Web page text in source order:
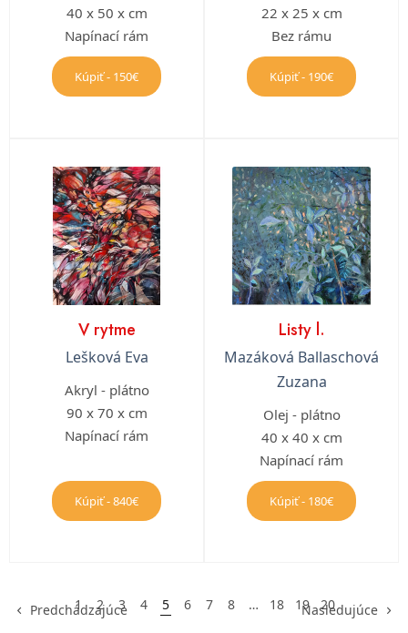
40 x 50 x cm
Napínací rám
Kúpiť - 150€
22 x 25 x cm
Bez rámu
Kúpiť - 190€
V rytme
Lešková Eva
Akryl - plátno
90 x 70 x cm
Napínací rám
Kúpiť - 840€
Listy l.
Mazáková Ballaschová
Zuzana
Olej - plátno
40 x 40 x cm
Napínací rám
Kúpiť - 180€
Predchádzajúce
1 2 3 4 5 6 7 8 … 18 19 20
Nasledujúce